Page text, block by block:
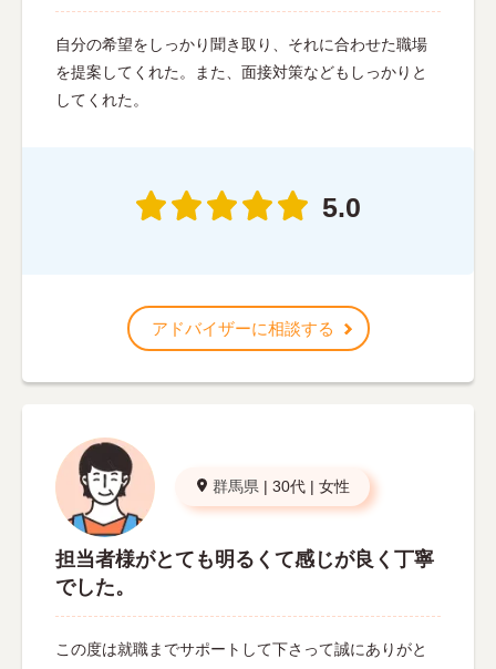
自分の希望をしっかり聞き取り、それに合わせた職場
を提案してくれた。また、面接対策などもしっかりと
してくれた。
5.0
アドバイザーに相談する
群馬県 | 30代 | 女性
担当者様がとても明るくて感じが良く丁寧
でした。
この度は就職までサポートして下さって誠にありがと